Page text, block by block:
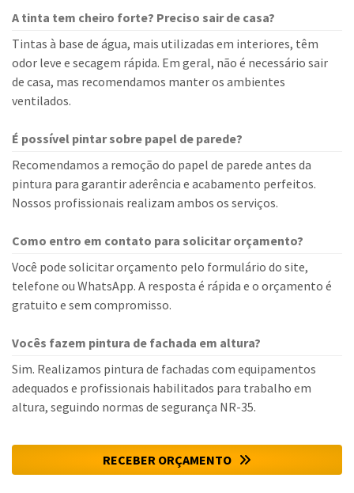
A tinta tem cheiro forte? Preciso sair de casa?
Tintas à base de água, mais utilizadas em interiores, têm
odor leve e secagem rápida. Em geral, não é necessário sair
de casa, mas recomendamos manter os ambientes
ventilados.
É possível pintar sobre papel de parede?
Recomendamos a remoção do papel de parede antes da
pintura para garantir aderência e acabamento perfeitos.
Nossos profissionais realizam ambos os serviços.
Como entro em contato para solicitar orçamento?
Você pode solicitar orçamento pelo formulário do site,
telefone ou WhatsApp. A resposta é rápida e o orçamento é
gratuito e sem compromisso.
Vocês fazem pintura de fachada em altura?
Sim. Realizamos pintura de fachadas com equipamentos
adequados e profissionais habilitados para trabalho em
altura, seguindo normas de segurança NR-35.
RECEBER ORÇAMENTO